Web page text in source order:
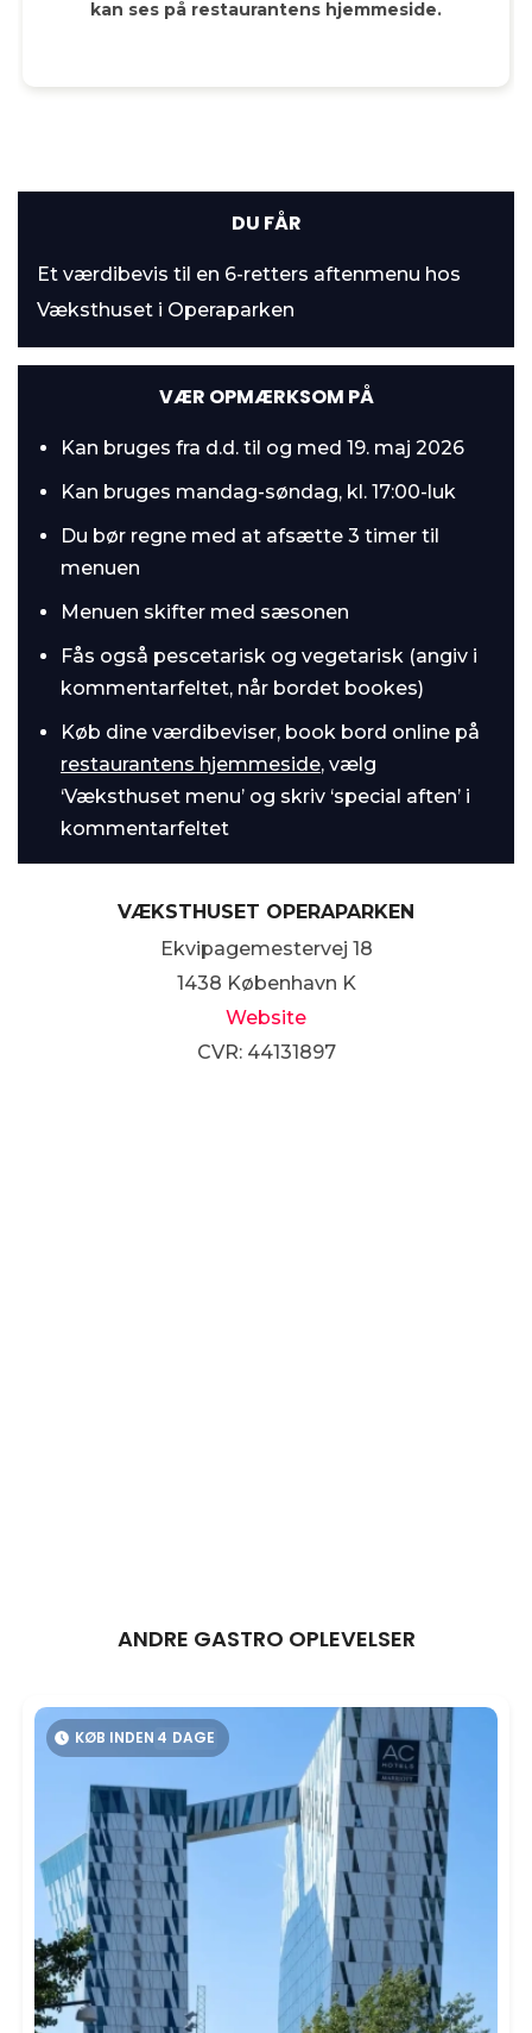
kan ses på restaurantens hjemmeside.
DU FÅR
Et værdibevis til en 6-retters aftenmenu hos
Væksthuset i Operaparken
VÆR OPMÆRKSOM PÅ
Kan bruges fra d.d. til og med 19. maj 2026
Kan bruges mandag-søndag, kl. 17:00-luk
Du bør regne med at afsætte 3 timer til
menuen
Menuen skifter med sæsonen
Fås også pescetarisk og vegetarisk (angiv i
kommentarfeltet, når bordet bookes)
Køb dine værdibeviser, book bord online på
restaurantens hjemmeside, vælg
‘Væksthuset menu’ og skriv ‘special aften’ i
kommentarfeltet
VÆKSTHUSET OPERAPARKEN
Ekvipagemestervej 18
1438 København K
Website
CVR: 44131897
ANDRE GASTRO OPLEVELSER
KØB INDEN 4 DAGE